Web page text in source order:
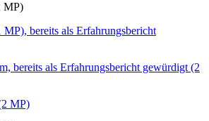
MP)
bereits als Erfahrungsbericht
bereits als Erfahrungsbericht gewürdigt (2
MP)